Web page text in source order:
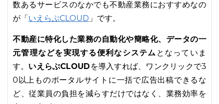
数あるサービスのなかでも不動産業務におすすめなの
が「 いえらぶCLOUD 」です。
不動産に特化した業務の自動化や簡略化、データの一
元管理などを実現する便利なシステム となっていま
す。 いえらぶCLOUD を導入すれば、ワンクリックで3
0以上ものポータルサイトに一括で広告出稿できるな
ど、従業員の負担を減らすだけではなく、業務効率を